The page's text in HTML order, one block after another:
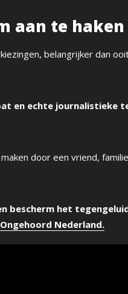
aan te haken
belangrijker dan
en echte journalistieke
door een vriend,
bescherm het
Nederland.